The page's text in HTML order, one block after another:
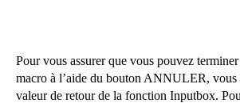
Pour vous assurer que vous pouvez
macro à l’aide du bouton ANNULER, vous
valeur de retour de la fonction Inputbox.